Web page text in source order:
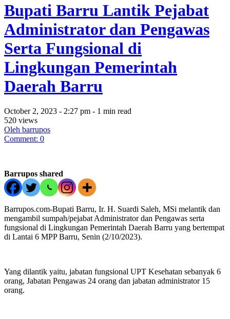
Bupati Barru Lantik Pejabat
Administrator dan Pengawas
Serta Fungsional di
Lingkungan Pemerintah
Daerah Barru
October 2, 2023 - 2:27 pm - 1 min read
520 views
Oleh barrupos
Comment: 0
Barrupos shared
Barrupos.com-Bupati Barru, Ir. H. Suardi Saleh, MSi melantik dan
mengambil sumpah/pejabat Administrator dan Pengawas serta
fungsional di Lingkungan Pemerintah Daerah Barru yang bertempat
di Lantai 6 MPP Barru, Senin (2/10/2023).
Yang dilantik yaitu, jabatan fungsional UPT Kesehatan sebanyak 6
orang, Jabatan Pengawas 24 orang dan jabatan administrator 15
orang.